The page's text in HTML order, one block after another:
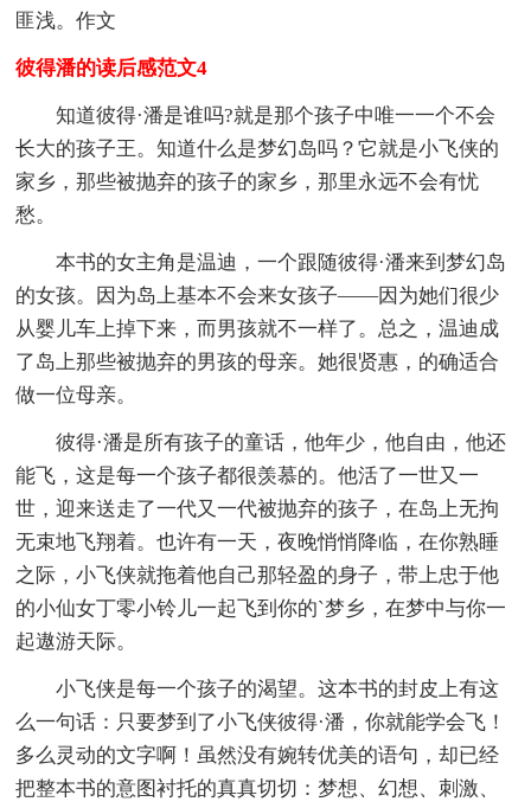
匪浅。作文
彼得潘的读后感范文4
知道彼得·潘是谁吗?就是那个孩子中唯一一个不会
长大的孩子王。知道什么是梦幻岛吗？它就是小飞侠的
家乡，那些被抛弃的孩子的家乡，那里永远不会有忧
愁。
本书的女主角是温迪，一个跟随彼得·潘来到梦幻岛
的女孩。因为岛上基本不会来女孩子——因为她们很少
从婴儿车上掉下来，而男孩就不一样了。总之，温迪成
了岛上那些被抛弃的男孩的母亲。她很贤惠，的确适合
做一位母亲。
彼得·潘是所有孩子的童话，他年少，他自由，他还
能飞，这是每一个孩子都很羡慕的。他活了一世又一
世，迎来送走了一代又一代被抛弃的孩子，在岛上无拘
无束地飞翔着。也许有一天，夜晚悄悄降临，在你熟睡
之际，小飞侠就拖着他自己那轻盈的身子，带上忠于他
的小仙女丁零小铃儿一起飞到你的`梦乡，在梦中与你一
起遨游天际。
小飞侠是每一个孩子的渴望。这本书的封皮上有这
么一句话：只要梦到了小飞侠彼得·潘，你就能学会飞！
多么灵动的文字啊！虽然没有婉转优美的语句，却已经
把整本书的意图衬托的真真切切：梦想、幻想、刺激、